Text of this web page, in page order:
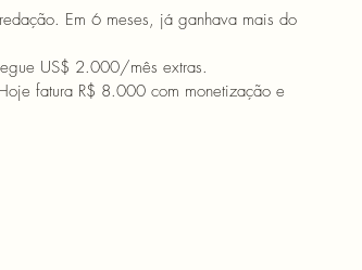
Em 6 meses, já ganhava mais do
US$ 2.000/mês extras.
fatura R$ 8.000 com monetização e